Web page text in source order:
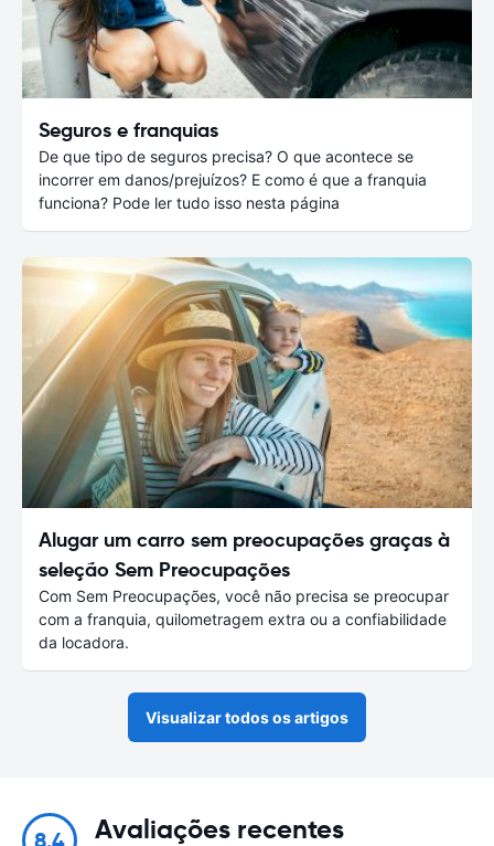
Seguros e franquias
De que tipo de seguros precisa? O que acontece se
incorrer em danos/prejuízos? E como é que a franquia
funciona? Pode ler tudo isso nesta página
Alugar um carro sem preocupações graças à
seleção Sem Preocupações
Com Sem Preocupações, você não precisa se preocupar
com a franquia, quilometragem extra ou a confiabilidade
da locadora.
Visualizar todos os artigos
Avaliações recentes